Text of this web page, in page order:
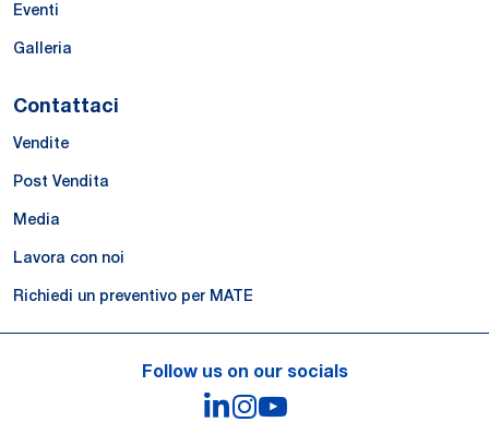
Eventi
Galleria
Contattaci
Vendite
Post Vendita
Media
Lavora con noi
Richiedi un preventivo per MATE
Follow us on our socials
LinkedIn
Instagram